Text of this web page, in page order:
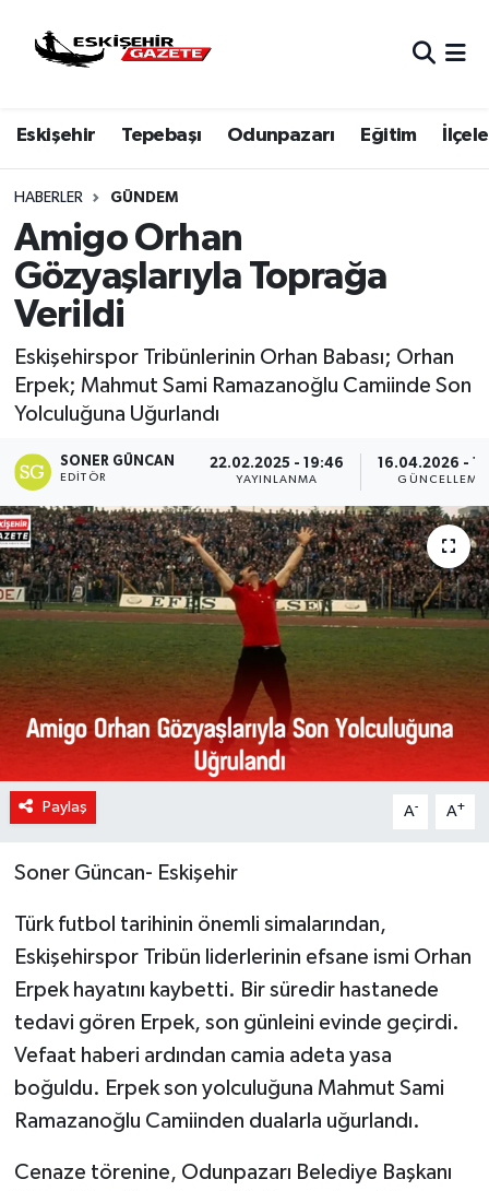
Eskişehir Tepebaşı Odunpazarı Eğitim
HABERLER GÜNDEM
Amigo Orhan
Gözyaşlarıyla Toprağa
Verildi
Eskişehirspor Tribünlerinin Orhan Babası; Orhan
Erpek; Mahmut Sami Ramazanoğlu Camiinde Son
Yolculuğuna Uğurlandı
SONER GÜNCAN
EDITÖR
22.02.2025 - 19:46
YAYINLANMA
16.04.2026 -
GÜNCELLEME
Paylaş A- A+
Soner Güncan- Eskişehir
Türk futbol tarihinin önemli simalarından,
Eskişehirspor Tribün liderlerinin efsane ismi Orhan
Erpek hayatını kaybetti. Bir süredir hastanede
tedavi gören Erpek, son günleini evinde geçirdi.
Vefaat haberi ardından camia adeta yasa
boğuldu. Erpek son yolculuğuna Mahmut Sami
Ramazanoğlu Camiinden dualarla uğurlandı.
Cenaze törenine, Odunpazarı Belediye Başkanı
Hava Durumu
Eskişehir Namaz Vakitleri
Trafik Durumu
Süper Lig Puan Durumu ve Fikstür
Tüm Manşetler
Son Dakika Haberleri
Haber Arşivi